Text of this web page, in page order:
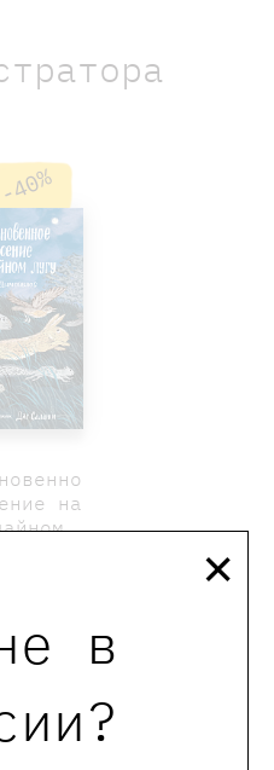
в
×
-40%
на
Элейн